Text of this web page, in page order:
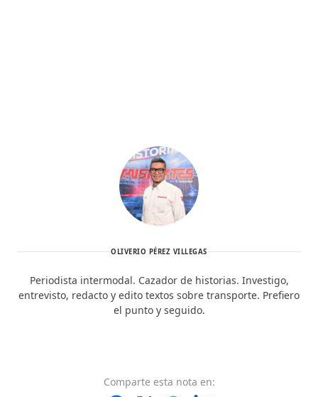
OLIVERIO PÉREZ VILLEGAS
Periodista intermodal. Cazador de historias. Investigo,
entrevisto, redacto y edito textos sobre transporte. Prefiero
el punto y seguido.
Comparte esta nota en: